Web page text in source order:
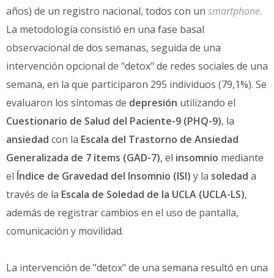
años) de un registro nacional, todos con un smartphone.
La metodología consistió en una fase basal
observacional de dos semanas, seguida de una
intervención opcional de "detox" de redes sociales de una
semana, en la que participaron 295 individuos (79,1%). Se
evaluaron los síntomas de depresión utilizando el
Cuestionario de Salud del Paciente-9 (PHQ-9), la
ansiedad con la Escala del Trastorno de Ansiedad
Generalizada de 7 ítems (GAD-7), el insomnio mediante
el Índice de Gravedad del Insomnio (ISI) y la soledad a
través de la Escala de Soledad de la UCLA (UCLA-LS),
además de registrar cambios en el uso de pantalla,
comunicación y movilidad.
La intervención de "detox" de una semana resultó en una